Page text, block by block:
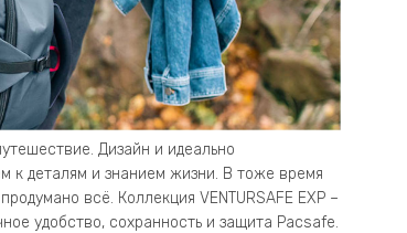
Дизайн и идеально
к деталям и знанием жизни. В тоже время
всё. Коллекция VENTURSAFE EXP –
удобство, сохранность и защита Pacsafe.